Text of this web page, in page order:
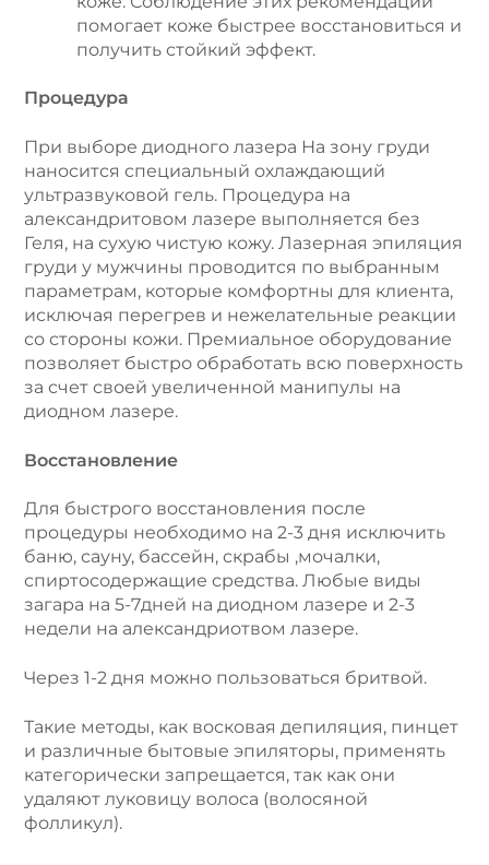
помогает коже быстрее восстановиться и
получить стойкий эффект.
Процедура
При выборе диодного лазера На зону груди
наносится специальный охлаждающий
ультразвуковой гель. Процедура на
александритовом лазере выполняется без
Геля, на сухую чистую кожу. Лазерная эпиляция
груди у мужчины проводится по выбранным
параметрам, которые комфортны для клиента,
исключая перегрев и нежелательные реакции
со стороны кожи. Премиальное оборудование
позволяет быстро обработать всю поверхность
за счет своей увеличенной манипулы на
диодном лазере.
Восстановление
Для быстрого восстановления после
процедуры необходимо на 2-3 дня исключить
баню, сауну, бассейн, скрабы ,мочалки,
спиртосодержащие средства. Любые виды
загара на 5-7дней на диодном лазере и 2-3
недели на александриотвом лазере.
Через 1-2 дня можно пользоваться бритвой.
Такие методы, как восковая депиляция, пинцет
и различные бытовые эпиляторы, применять
категорически запрещается, так как они
удаляют луковицу волоса (волосяной
фолликул).